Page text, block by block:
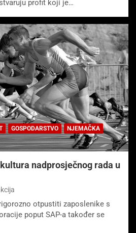
profit koji je…
GOSPODARSTVO
NJEMAČKA
nadprosječnog rada u
otpustiti zaposlenike s
poput SAP-a također se